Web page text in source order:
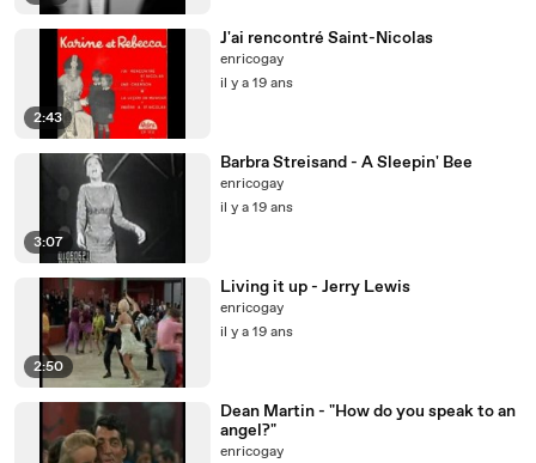
2:43
J'ai rencontré Saint-Nicolas
enricogay
il y a 19 ans
3:07
Barbra Streisand - A Sleepin' Bee
enricogay
il y a 19 ans
2:50
Living it up - Jerry Lewis
enricogay
il y a 19 ans
Dean Martin - "How do you speak to an
angel?"
enricogay